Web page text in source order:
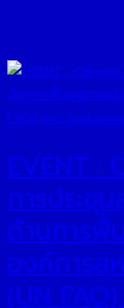
EVENT :
การประชุ
ด้านการ
องค์การส
(UN